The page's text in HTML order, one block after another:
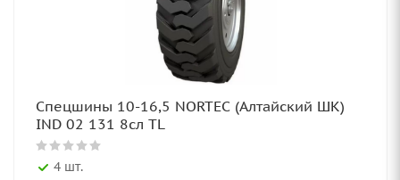
Спецшины 10-16,5 NORTEC (Алтайский ШК)
IND 02 131 8сл TL
4 шт.